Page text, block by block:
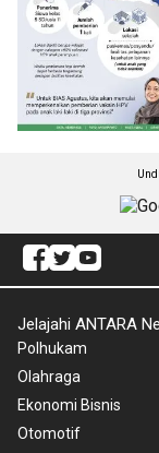
Jelajahi ANTARA
Polhukam
Olahraga
Ekonomi Bisnis
Otomotif